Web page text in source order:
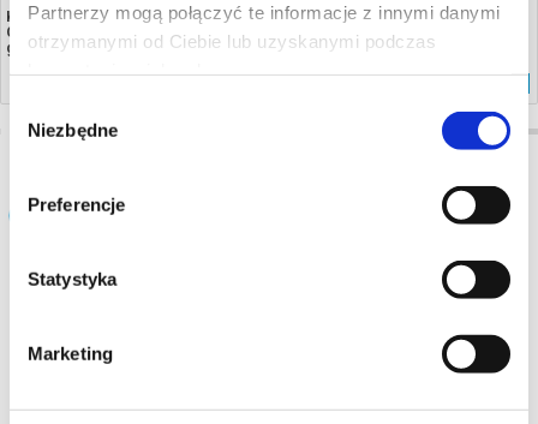
Partnerzy mogą połączyć te informacje z innymi danymi
otrzymanymi od Ciebie lub uzyskanymi podczas
Wybór
zgody
Niezbędne
Preferencje
Statystyka
Marketing
Kultowe widowisko plenerowe „Sen o Mieście” w reżyserii Janusza
Opryńskiego powraca na Dziedziniec Muzeum Narodowego w nowej,
głęboko poruszającej odsłonie,...
Popularne w serwisie